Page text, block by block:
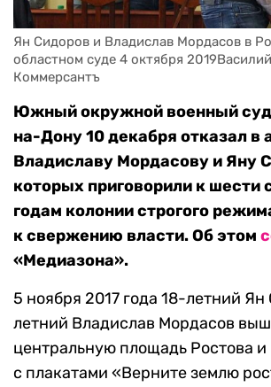
Ян Сидоров и Владислав Мордасов в
областном суде 4 октября
Коммерсантъ
Южный окружной военный суд
на-Дону 10 декабря отказал в
Владиславу Мордасову и Яну
которых приговорили к шести
годам колонии строгого
к свержению власти. Об этом
«Медиазона».
5 ноября 2017 года 18-летний
летний Владислав Мордасов
центральную площадь Ростова и
с плакатами «Верните землю